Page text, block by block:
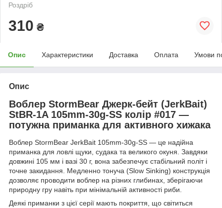
Роздріб
310 ₴
Опис Характеристики Доставка Оплата Умови
Опис
Воблер StormBear Джерк-бейт (JerkBait)
StBR-1A 105mm-30g-SS колір #017 —
потужна приманка для активного хижака
Воблер StormBear JerkBait 105mm-30g-SS — це надійна
приманка для ловлі щуки, судака та великого окуня. Завдяки
довжині 105 мм і вазі 30 г, вона забезпечує стабільний політ і
точне закидання. Медленно тонуча (Slow Sinking) конструкція
дозволяє проводити воблер на різних глибинах, зберігаючи
природну гру навіть при мінімальній активності риби.
Деякі приманки з цієї серії мають покриття, що світиться